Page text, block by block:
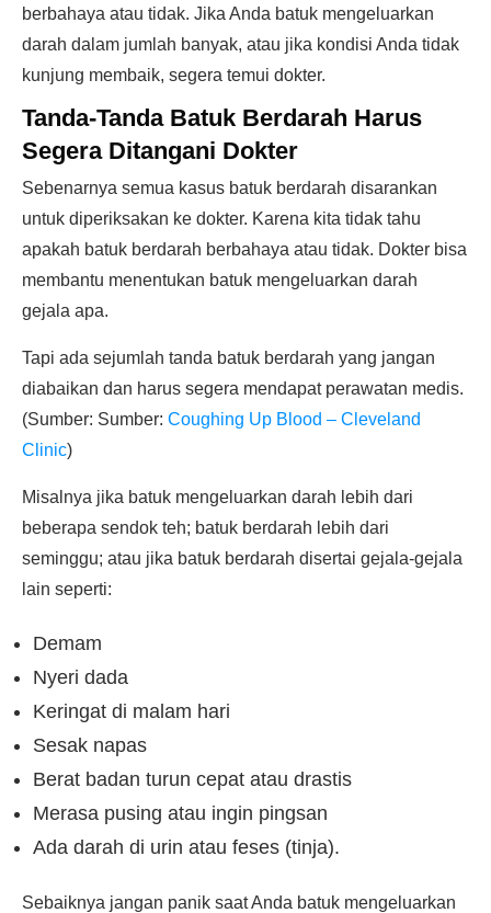
berbahaya atau tidak. Jika Anda batuk mengeluarkan
darah dalam jumlah banyak, atau jika kondisi Anda tidak
kunjung membaik, segera temui dokter.
Tanda-Tanda Batuk Berdarah Harus
Segera Ditangani Dokter
Sebenarnya semua kasus batuk berdarah disarankan
untuk diperiksakan ke dokter. Karena kita tidak tahu
apakah batuk berdarah berbahaya atau tidak. Dokter bisa
membantu menentukan batuk mengeluarkan darah
gejala apa.
Tapi ada sejumlah tanda batuk berdarah yang jangan
diabaikan dan harus segera mendapat perawatan medis.
(Sumber: Sumber: Coughing Up Blood – Cleveland
Clinic)
Misalnya jika batuk mengeluarkan darah lebih dari
beberapa sendok teh; batuk berdarah lebih dari
seminggu; atau jika batuk berdarah disertai gejala-gejala
lain seperti:
Demam
Nyeri dada
Keringat di malam hari
Sesak napas
Berat badan turun cepat atau drastis
Merasa pusing atau ingin pingsan
Ada darah di urin atau feses (tinja).
Sebaiknya jangan panik saat Anda batuk mengeluarkan